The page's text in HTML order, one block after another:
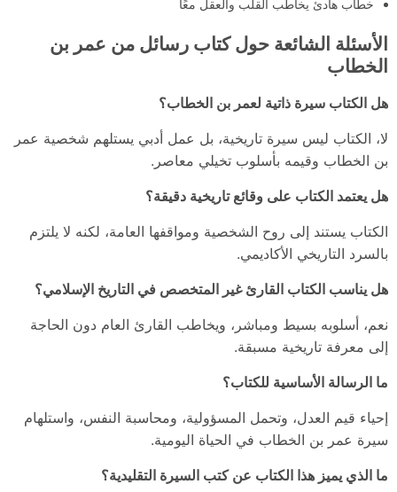
خطاب هادئ يخاطب القلب والعقل معًا
الأسئلة الشائعة حول كتاب رسائل من عمر بن
الخطاب
هل الكتاب سيرة ذاتية لعمر بن الخطاب؟
لا، الكتاب ليس سيرة تاريخية، بل عمل أدبي يستلهم شخصية عمر
بن الخطاب وقيمه بأسلوب تخيلي معاصر.
هل يعتمد الكتاب على وقائع تاريخية دقيقة؟
الكتاب يستند إلى روح الشخصية ومواقفها العامة، لكنه لا يلتزم
بالسرد التاريخي الأكاديمي.
هل يناسب الكتاب القارئ غير المتخصص في التاريخ الإسلامي؟
نعم، أسلوبه بسيط ومباشر، ويخاطب القارئ العام دون الحاجة
إلى معرفة تاريخية مسبقة.
ما الرسالة الأساسية للكتاب؟
إحياء قيم العدل، وتحمل المسؤولية، ومحاسبة النفس، واستلهام
سيرة عمر بن الخطاب في الحياة اليومية.
ما الذي يميز هذا الكتاب عن كتب السيرة التقليدية؟